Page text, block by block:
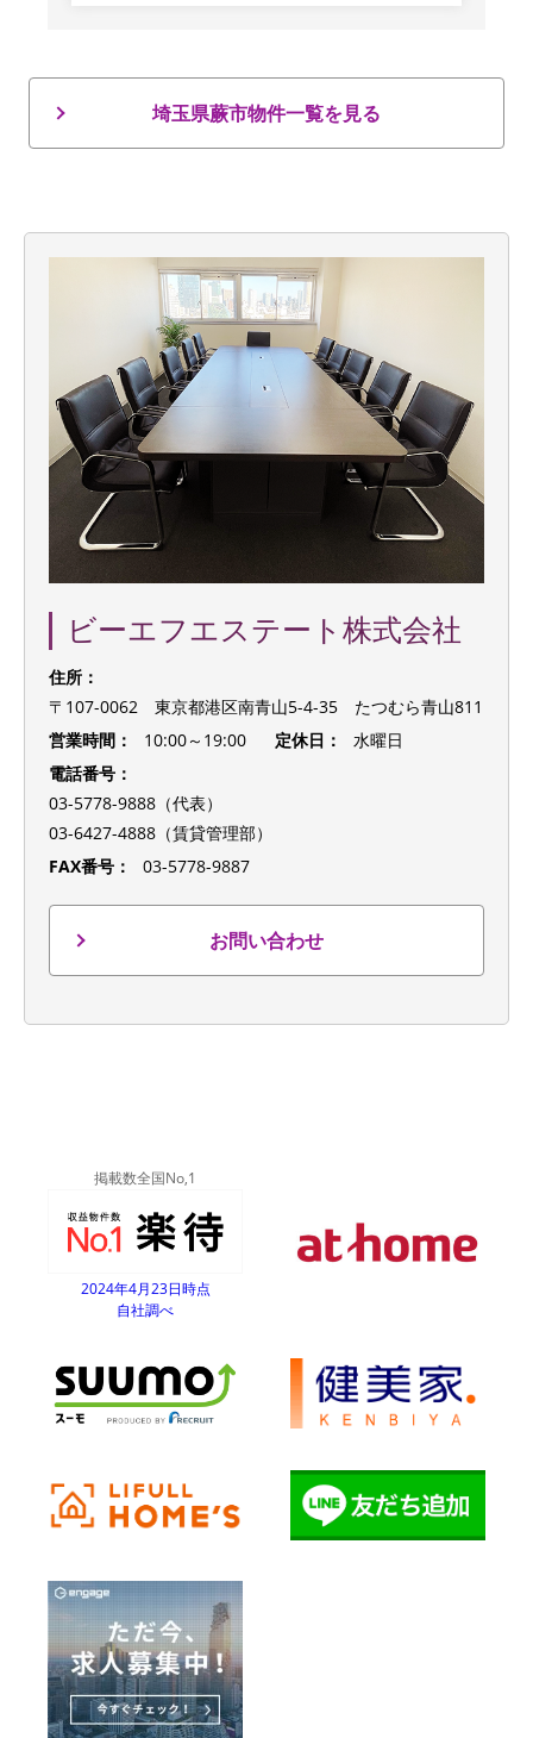
埼玉県蕨市物件一覧を見る
ビーエフエステート株式会社
住所：
〒107-0062 東京都港区南青山5-4-35 たつむら青山811
営業時間：
10:00～19:00 定休日：
水曜日
電話番号：
03-5778-9888（代表）
03-6427-4888（賃貸管理部）
FAX番号：
03-5778-9887
お問い合わせ
掲載数全国No,1
2024年4月23日時点
自社調べ